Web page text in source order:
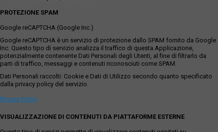
PROTEZIONE SPAM
Google reCAPTCHA (Google Inc.)
Google reCAPTCHA è un servizio di protezione dallo SPAM fornito da Google
Inc. Questo tipo di servizio analizza il traffico di questa Applicazione,
potenzialmente contenente Dati Personali degli Utenti, al fine di filtrarlo da
parti di traffico, messaggi e contenuti riconosciuti come SPAM.
Dati Personali raccolti: Cookie e Dati di Utilizzo secondo quanto specificato
dalla privacy policy del servizio.
Privacy Policy
VISUALIZZAZIONE DI CONTENUTI DA PIATTAFORME ESTERNE